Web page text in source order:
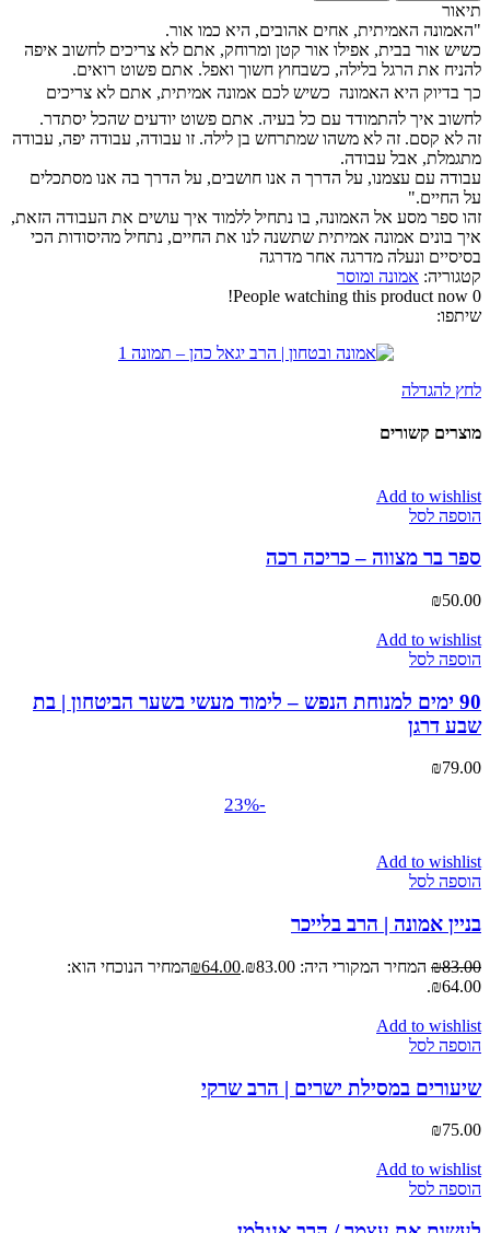
תיאור
"האמונה האמיתית, אחים אהובים, היא כמו אור.
כשיש אור בבית, אפילו אור קטן ומרוחק, אתם לא צריכים לחשוב איפה
להניח את הרגל בלילה, כשבחוץ חשוך ואפל. אתם פשוט רואים.
כך בדיוק היא האמונה  כשיש לכם אמונה אמיתית, אתם לא צריכים
לחשוב איך להתמודד עם כל בעיה. אתם פשוט יודעים שהכל יסתדר.
זה לא קסם. זה לא משהו שמתרחש בן לילה. זו עבודה, עבודה יפה, עבודה
מתגמלת, אבל עבודה.
עבודה עם עצמנו, על הדרך ה אנו חושבים, על הדרך בה אנו מסתכלים
על החיים."
זהו ספר מסע אל האמונה, בו נתחיל ללמוד איך עושים את העבודה הזאת,
איך בונים אמונה אמיתית שתשנה לנו את החיים, נתחיל מהיסודות הכי
בסיסיים ונעלה מדרגה אחר מדרגה
קטגוריה: אמונה ומוסר
0
People watching this product now!
שיתפו:
לחץ להגדלה
מוצרים קשורים
Add to wishlist
הוספה לסל
ספר בר מצווה – כריכה רכה
₪50.00
Add to wishlist
הוספה לסל
90 ימים למנוחת הנפש – לימוד מעשי בשער הביטחון | בת
שבע דרגן
₪79.00
-23%
Add to wishlist
הוספה לסל
בניין אמונה | הרב בלייכר
₪83.00 המחיר המקורי היה: ₪83.00. ₪64.00
המחיר הנוכחי הוא:
₪64.00.
Add to wishlist
הוספה לסל
שיעורים במסילת ישרים | הרב שרקי
₪75.00
Add to wishlist
הוספה לסל